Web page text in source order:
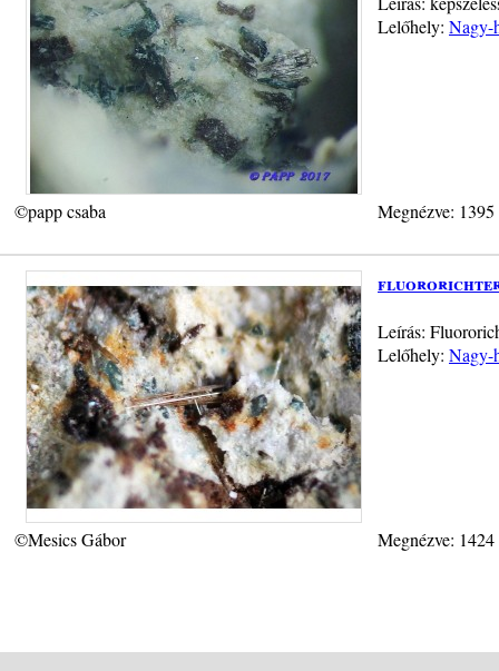
Lelőhely: Nagy-
©papp csaba Megnézve:
Leírás:
Lelőhely: Nagy-
©Mesics Gábor Megnézve: